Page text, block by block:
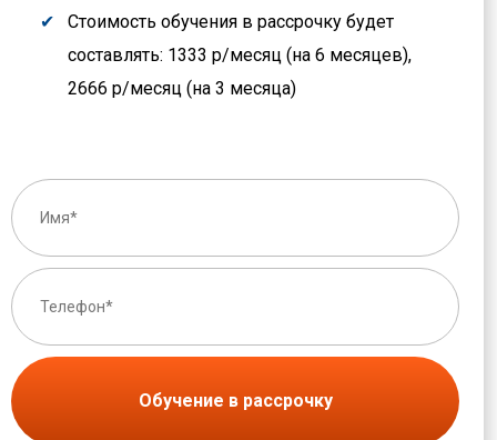
Стоимость обучения в рассрочку будет
составлять: 1333 р/месяц (на 6 месяцев),
2666 р/месяц (на 3 месяца)
Обучение в рассрочку